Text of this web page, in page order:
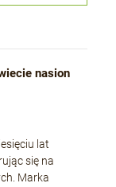
nasion
lat
się na
Marka